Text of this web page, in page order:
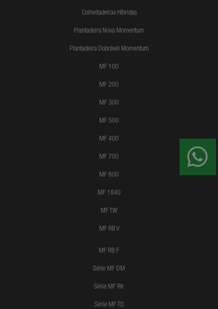
Colheitadeiras Híbridas
Plantadeira Nova Momentum
Plantadeira Dobrável Momentum
MF 100
MF 200
MF 300
MF 500
MF 400
MF 700
MF 600
MF 1840
MF TW
MF RB V
MF RB F
Série MF DM
Série MF RK
Série MF TD